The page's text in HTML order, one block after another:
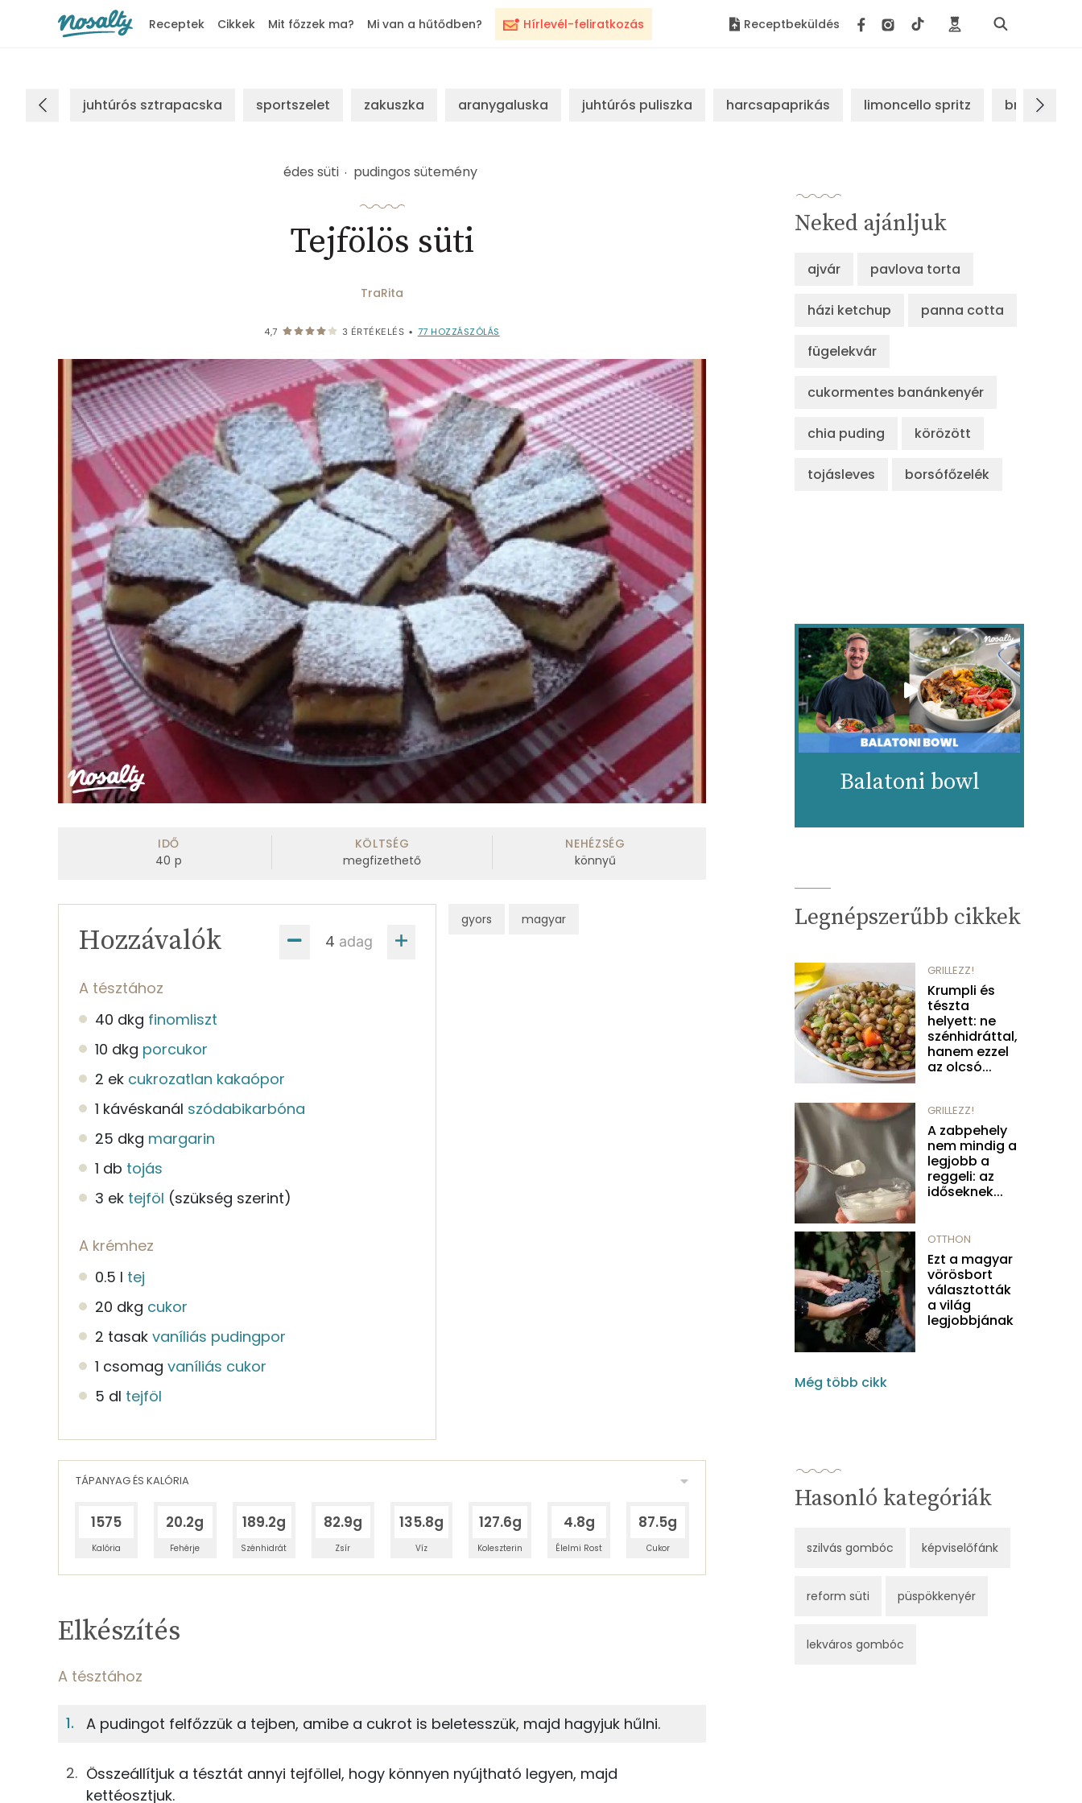
Hírlevél-feliratkozás
Receptek Cikkek Mit főzzek ma? Mi van a hűtődben? Receptbeküldés
juhtúrós sztrapacska sportszelet zakuszka aranygaluska juhtúrós puliszka harcsapaprikás limoncello spritz brassói
édes süti pudingos sütemény
Tejfölös süti
TraRita
4,7 3 ÉRTÉKELÉS • 77 HOZZÁSZÓLÁS
IDŐ
40 p
KÖLTSÉG
megfizethető
NEHÉZSÉG
könnyű
adag
Hozzávalók
A tésztához
40 dkg finomliszt
10 dkg porcukor
2 ek cukrozatlan kakaópor
1 kávéskanál szódabikarbóna
25 dkg margarin
1 db tojás
3 ek tejföl (szükség szerint)
A krémhez
0.5 l tej
20 dkg cukor
2 tasak vaníliás pudingpor
1 csomag vaníliás cukor
5 dl tejföl
gyors magyar
TÁPANYAG ÉS KALÓRIA
1575
Kalória
20.2g
Fehérje
189.2g
Szénhidrát
82.9g
Zsír
135.8g
Víz
127.6g
Koleszterin
4.8g
Élelmi Rost
87.5g
Cukor
25g porcukor
TÁPANYAGTARTALOM
Fehérje
Szénhidrát
Zsír
Víz
TOP ásványi anyagok TOP vitaminok
Elkészítés
A tésztához
A pudingot felfőzzük a tejben, amibe a cukrot is beletesszük, majd hagyjuk hűlni.
Összeállítjuk a tésztát annyi tejföllel, hogy könnyen nyújtható legyen, majd
kettéosztjuk.
Neked ajánljuk
ajvár pavlova torta
házi ketchup panna cotta
fügelekvár
cukormentes banánkenyér
chia puding körözött
tojásleves borsófőzelék
Balatoni bowl
Legnépszerűbb cikkek
GRILLEZZ!
Krumpli és
tészta
helyett: ne
szénhidráttal,
hanem ezzel
az olcsó...
GRILLEZZ!
A zabpehely
nem mindig a
legjobb a
reggeli: az
időseknek...
OTTHON
Ezt a magyar
vörösbort
választották
a világ
legjobbjának
Még több cikk
Hasonló kategóriák
szilvás gombóc képviselőfánk
reform süti püspökkenyér
lekváros gombóc